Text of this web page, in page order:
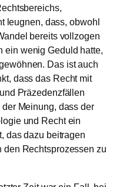
leugnen, dass, obwohl
bereits vollzogen
ein wenig Geduld hatte,
Das ist auch
dass das Recht mit
Präzedenzfällen
Meinung, dass der
und Recht ein
das dazu beitragen
den Rechtsprozessen zu